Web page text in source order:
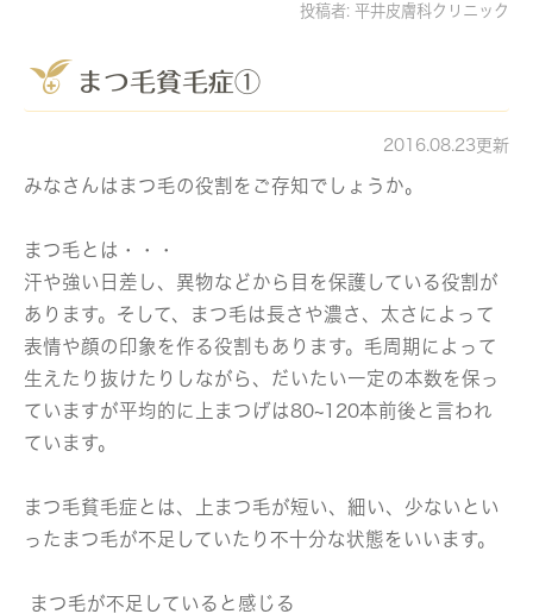
投稿者: 平井皮膚科クリニック
まつ毛貧毛症①
2016.08.23更新
みなさんはまつ毛の役割をご存知でしょうか。
まつ毛とは・・・
汗や強い日差し、異物などから目を保護している役割が
あります。そして、まつ毛は長さや濃さ、太さによって
表情や顔の印象を作る役割もあります。毛周期によって
生えたり抜けたりしながら、だいたい一定の本数を保っ
ていますが平均的に上まつげは80~120本前後と言われ
ています。
まつ毛貧毛症とは、上まつ毛が短い、細い、少ないとい
ったまつ毛が不足していたり不十分な状態をいいます。
まつ毛が不足していると感じる